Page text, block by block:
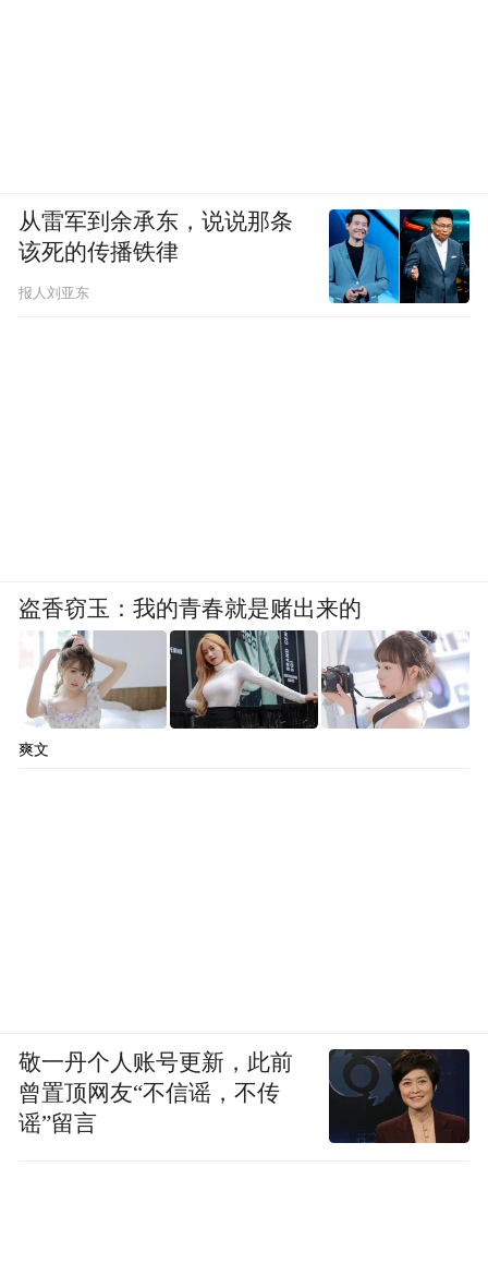
从雷军到余承东，说说那条
该死的传播铁律
报人刘亚东
盗香窃玉：我的青春就是赌出来的
爽文
敬一丹个人账号更新，此前
曾置顶网友“不信谣，不传
谣”留言